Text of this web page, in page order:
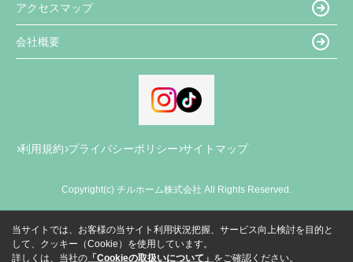
アクセスマップ
会社概要
利用規約 プライバシーポリシー サイトマップ
Copyright(c) チルホーム株式会社 All Rights Reserved.
当サイトでは、お客様の当サイト利用状況把握、サービス向上検討を目的と
して、クッキー（Cookie）を使用しています。
詳しくは、当社の 「Cookieの取扱いについて」 をご確認ください。